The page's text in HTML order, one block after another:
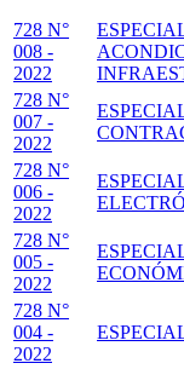
728 N°
008 -
2022
728 N°
007 -
2022
728 N°
006 -
2022
728 N°
005 -
2022
728 N°
004 -
2022